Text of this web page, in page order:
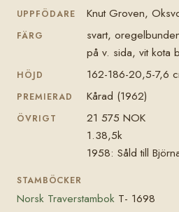
UPPFÖDARE Knut Groven,
FÄRG
svart,
på v. sida, vit kota
HÖJD 162-186-20,5-7,6
PREMIERAD Kårad (1962)
ÖVRIGT
21 575 NOK
1.38,5k
1958: Såld till
STAMBÖCKER
Norsk Traverstambok T- 1698